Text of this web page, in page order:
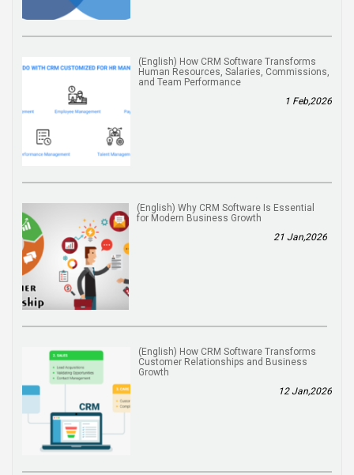
(English) How CRM Software Transforms
Human Resources, Salaries, Commissions,
and Team Performance
1 Feb,2026
(English) Why CRM Software Is Essential
for Modern Business Growth
21 Jan,2026
(English) How CRM Software Transforms
Customer Relationships and Business
Growth
12 Jan,2026